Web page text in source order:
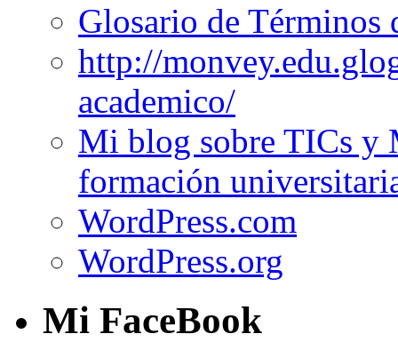
Glosario de Términos
http://
academico/
Mi blog sobre TICs y
formación
WordPress.com
WordPress.org
Mi FaceBook